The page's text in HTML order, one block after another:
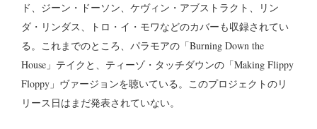
ド、ジーン・ドーソン、ケヴィン・アブストラクト、リン
ダ・リンダス、トロ・イ・モワなどのカバーも収録されてい
る。これまでのところ、パラモアの「Burning Down the
House」テイクと、ティーゾ・タッチダウンの「Making Flippy
Floppy」ヴァージョンを聴いている。このプロジェクトのリ
リース日はまだ発表されていない。